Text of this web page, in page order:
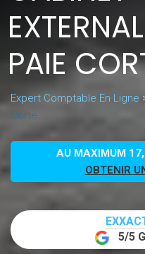
PAIE
Expert Comptable En Ligne
Corte
AU MAXIMUM
OBTENIR
5/5